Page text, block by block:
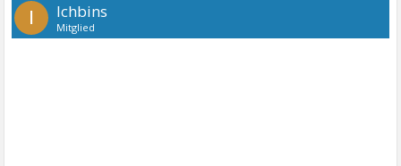
I Ichbins
Mitglied